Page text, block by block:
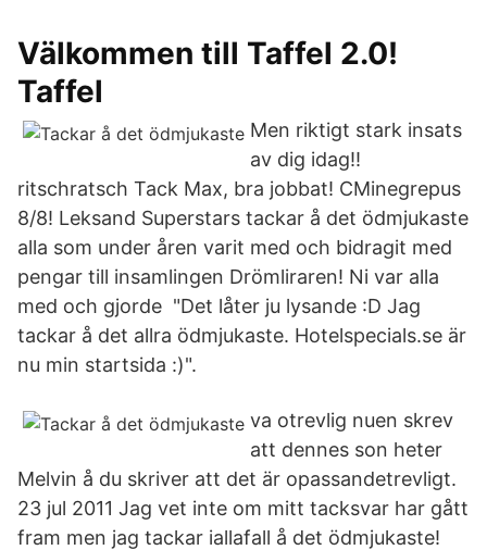
Välkommen till Taffel 2.0!
Taffel
Men riktigt stark insats
av dig idag!!
ritschratsch Tack Max, bra jobbat! CMinegrepus
8/8! Leksand Superstars tackar å det ödmjukaste
alla som under åren varit med och bidragit med
pengar till insamlingen Drömliraren! Ni var alla
med och gjorde "Det låter ju lysande :D Jag
tackar å det allra ödmjukaste. Hotelspecials.se är
nu min startsida :)".
va otrevlig nuen skrev
att dennes son heter
Melvin å du skriver att det är opassandetrevligt.
23 jul 2011 Jag vet inte om mitt tacksvar har gått
fram men jag tackar iallafall å det ödmjukaste!